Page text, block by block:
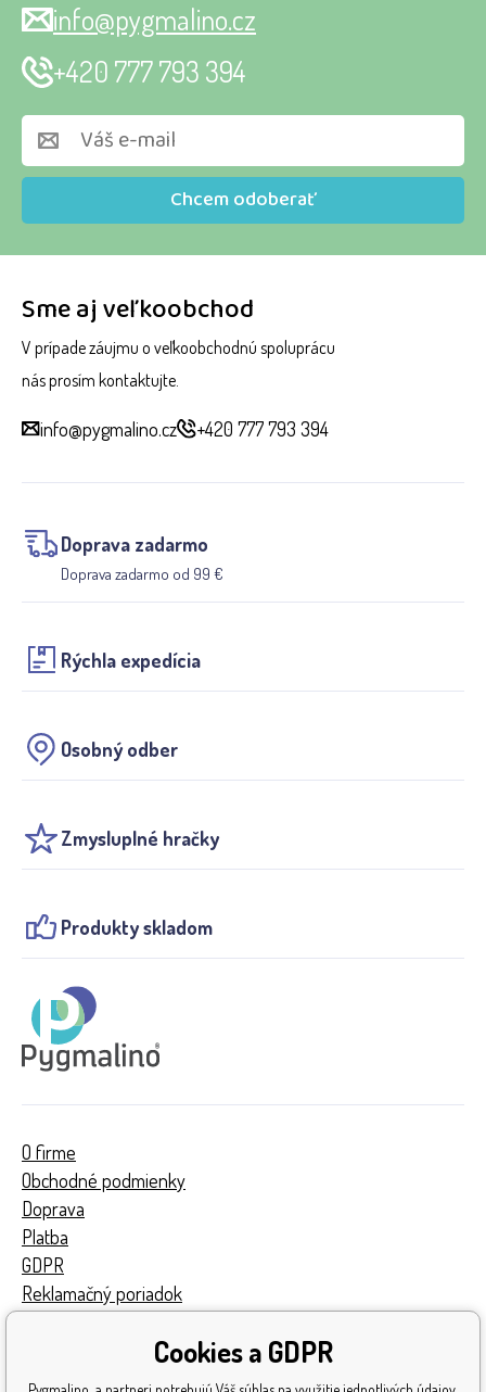
Sme aj veľkoobchod
V prípade záujmu o veľkoobchodnú spoluprácu
nás prosím kontaktujte.
info@pygmalino.cz +420 777 793 394
Doprava zadarmo
Doprava zadarmo od 99 €
Rýchla expedícia
Osobný odber
Zmysluplné hračky
Produkty skladom
Chcem odoberať
info@pygmalino.cz
+420 777 793 394
O firme
Obchodné podmienky
Doprava
Platba
GDPR
Reklamačný poriadok
Získané ocenenia
Cookies a GDPR